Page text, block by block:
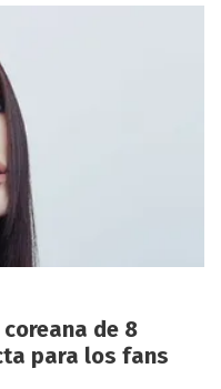
de 8
para los fans